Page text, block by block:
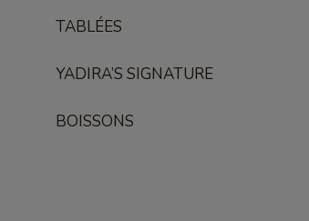
TABLÉES
YADIRA’S SIGNATURE
BOISSONS